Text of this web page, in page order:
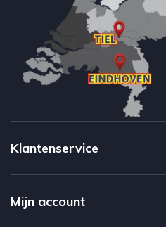
Klantenservice
Mijn account